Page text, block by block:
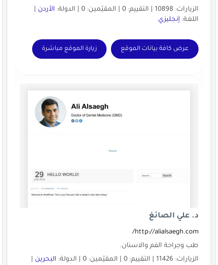
الزيارات: 10898 | التقييم: 0 | المقيّمين: 0 | الدولة:
الأردن|
اللغة: إنجليزي
عرض كافة بيانات الموقع زيارة الموقع مباشرة
د. علي الصائغ
http://alialsaegh.com/
طب وجراحة الفم والاسنان.
الزيارات: 11426 | التقييم: 0 | المقيّمين: 0 | الدولة:
البحرين|